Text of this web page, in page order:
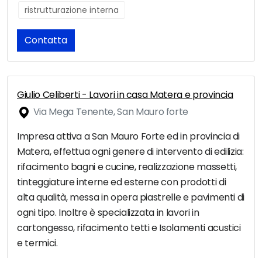
ristrutturazione interna
Contatta
Giulio Celiberti - Lavori in casa Matera e provincia
Via Mega Tenente, San Mauro forte
Impresa attiva a San Mauro Forte ed in provincia di
Matera, effettua ogni genere di intervento di edilizia:
rifacimento bagni e cucine, realizzazione massetti,
tinteggiature interne ed esterne con prodotti di
alta qualità, messa in opera piastrelle e pavimenti di
ogni tipo. Inoltre è specializzata in lavori in
cartongesso, rifacimento tetti e Isolamenti acustici
e termici.